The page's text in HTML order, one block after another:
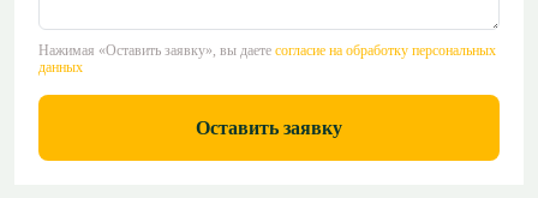
Нажимая «Оставить заявку», вы даете согласие на обработку персональных
данных
Оставить заявку